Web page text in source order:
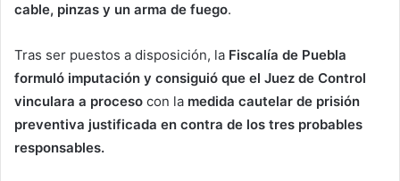
cable, pinzas y un arma de fuego.
Tras ser puestos a disposición, la Fiscalía de Puebla
formuló imputación y consiguió que el Juez de Control
vinculara a proceso con la medida cautelar de prisión
preventiva justificada en contra de los tres probables
responsables.